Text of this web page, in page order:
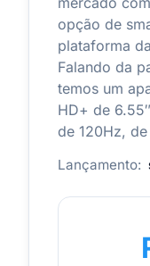
opção de
plataforma
Falando da
temos um
HD+ de
de 120Hz,
Lançamento: